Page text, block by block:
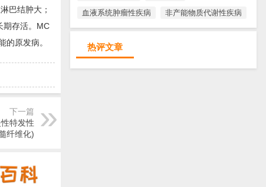
血液系统肿瘤性疾病
非产能物质代谢性疾病
热评文章
巴结肿大；
期存活。MC
原发病。
下一篇
特发性
纤维化)